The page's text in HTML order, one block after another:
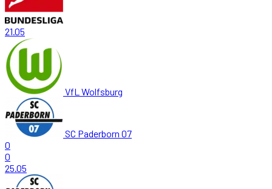
21.05
VfL Wolfsburg
SC Paderborn 07
0
0
25.05